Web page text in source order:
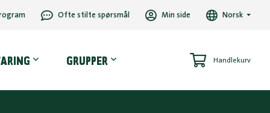
Ofte stilte spørsmål Min side Norsk
GRUPPER Handlekurv